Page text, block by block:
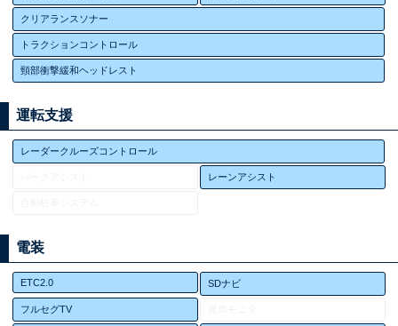
クリアランスソナー
トラクションコントロール
頸部衝撃緩和ヘッドレスト
運転支援
レーダークルーズコントロール
レーンアシスト
電装
ETC2.0 SDナビ
フルセグTV